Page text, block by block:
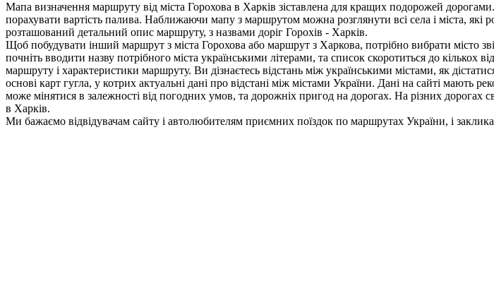
Мапа визначення маршруту від міста Горохова в Харків зіставлена для кращих подорожей
порахувати вартість палива. Наближаючи мапу з маршрутом можна розглянути всі села і міста,
розташований детальний опис маршруту, з назвами доріг Горохів - Харків.
Щоб побудувати інший маршрут з міста Горохова або маршрут з Харкова, потрібно вибрати місто
почніть вводити назву потрібного міста українськими літерами, та список скоротиться до
маршруту і характеристики маршруту. Ви дізнаєтесь відстань між українськими містами, як
основі карт гугла, у котрих актуальні дані про відстані між містами України. Дані на сайті
може мінятися в залежності від погодних умов, та дорожніх пригод на дорогах. На різних дорогах
в Харків.
Ми бажаємо відвідувачам сайту і автолюбителям приємних поїздок по маршрутах України, і